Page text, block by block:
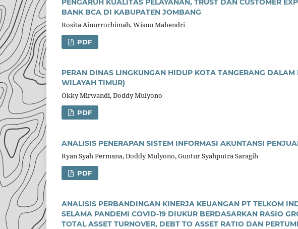
PENGARUH KUALITAS PELAYANAN, TRUST DAN CUSTOMER
BANK BCA DI KABUPATEN JOMBANG
Rosita Ainurrochimah, Wisnu Mahendri
PDF
PERAN DINAS LINGKUNGAN HIDUP KOTA TANGERANG
WILAYAH TIMUR)
Okky Mirwandi, Doddy Mulyono
PDF
ANALISIS PENERAPAN SISTEM INFORMASI AKUNTANSI
Ryan Syah Permana, Doddy Mulyono, Guntur Syahputra Saragih
PDF
ANALISIS PERBANDINGAN KINERJA KEUANGAN PT TELKOM
SELAMA PANDEMI COVID-19 DIUKUR BERDASARKAN RASIO
TOTAL ASSET TURNOVER, DEBT TO ASSET RATIO DAN